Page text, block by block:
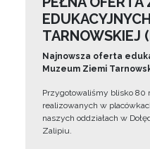
TARNOWSKIEJ
Najnowsza oferta
Muzeum Ziemi
Przygotowaliśmy blisko 80
realizowanych w
naszych oddziałach w
Zalipiu.